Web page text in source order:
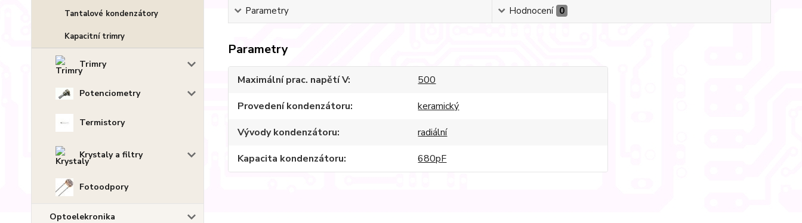
Tantalové kondenzátory
Kapacitní trimry
Trimry
Potenciometry
Termistory
Krystaly a filtry
Fotoodpory
Optoelekronika
Parametry Hodnocení 0
Parametry
Maximální prac. napětí V
500
Provedení kondenzátoru
keramický
Vývody kondenzátoru
radiální
Kapacita kondenzátoru
680pF